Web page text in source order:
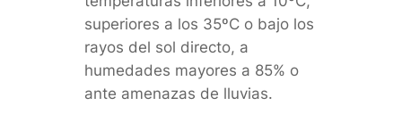
superiores a los 35ºC o bajo los
rayos del sol directo, a
humedades mayores a 85% o
ante amenazas de lluvias.